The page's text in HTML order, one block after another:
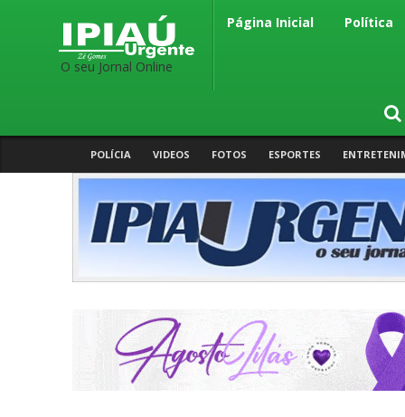
O seu Jornal Online
Página Inicial Política
POLÍCIA VIDEOS FOTOS ESPORTES